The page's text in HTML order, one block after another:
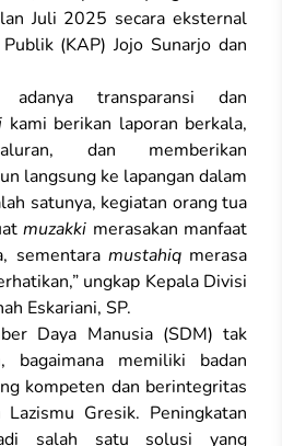
Juli 2025 secara eksternal
(KAP) Jojo Sunarjo dan
adanya transparansi dan
kami berikan laporan berkala,
dan memberikan
langsung ke lapangan dalam
satunya, kegiatan orang tua
muzakki merasakan manfaat
sementara mustahiqmerasa
ungkap Kepala Divisi
Eskariani, SP.
Daya Manusia (SDM) tak
bagaimana memiliki badan
kompeten dan berintegritas
Gresik. Peningkatan
salah satu solusi yang